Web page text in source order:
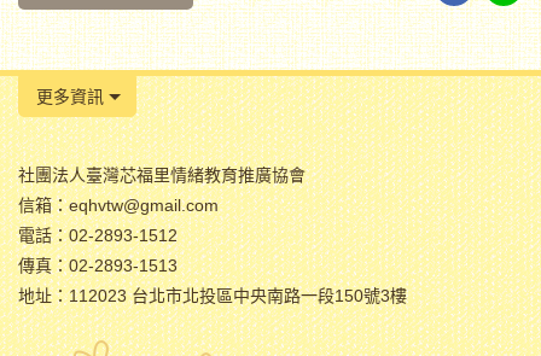
更多資訊
社團法人臺灣芯福里情緒教育推廣協會
信箱：eqhvtw@gmail.com
電話：02-2893-1512
傳真：02-2893-1513
地址：112023 台北市北投區中央南路一段150號3樓